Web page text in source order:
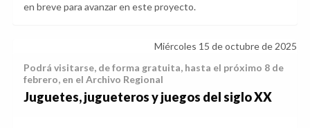
en breve para avanzar en este proyecto.
Miércoles 15 de octubre de 2025
Podrá visitarse, de forma gratuita, hasta el próximo 8 de
febrero, en el Archivo Regional
Juguetes, jugueteros y juegos del siglo XX